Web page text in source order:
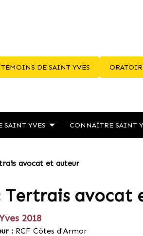
TÉMOINS DE SAINT YVES
SAINT YVES CONNAÎTRE SAINT
avocat et auteur
Tertrais avocat
2018
: RCF Côtes d'Armor